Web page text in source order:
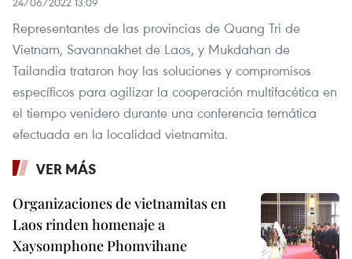
Representantes de las provincias de Quang Tri de
Vietnam, Savannakhet de Laos, y Mukdahan de
Tailandia trataron hoy las soluciones y compromisos
específicos para agilizar la cooperación multifacética en
el tiempo venidero durante una conferencia temática
efectuada en la localidad vietnamita.
VER MÁS
Organizaciones de vietnamitas en
Laos rinden homenaje a
Xaysomphone Phomvihane